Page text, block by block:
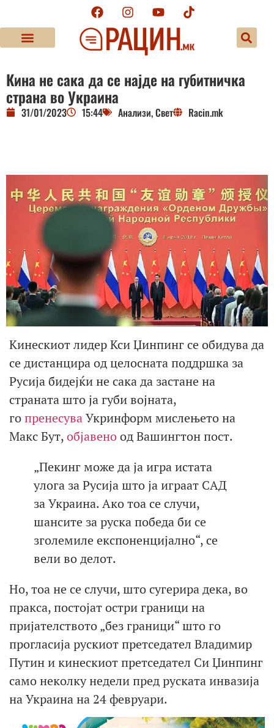
Кина не сака да се најде на губитничка
страна во Украина
31/01/2023 15:44 Анализи,Свет Racin.mk
Кинескиот лидер Кси Џинпинг се обидува да
се дистанцира од целосната поддршка за
Русија бидејќи не сака да застане на
страната што ја губи војната,
гопренесуваУкринформ мислењето на
Макс Бут,објавеноод Вашингтон пост.
„Пекинг може да ја игра истата
улога за Русија што ја играат САД
за Украина. Ако тоа се случи,
шансите за руска победа би се
зголемиле експоненцијално“, се
вели во делот.
Но, тоа не се случи, што сугерира дека, во
пракса, постојат остри граници на
пријателството „без граници“ што го
прогласија рускиот претседател Владимир
Путин и кинескиот претседател Си Џинпинг
само неколку недели пред руската инвазија
на Украина на 24 февруари.